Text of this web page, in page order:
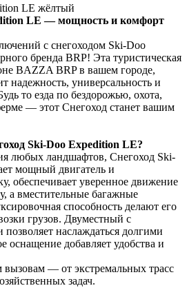
LE жёлтый
LE — мощность и комфорт
с снегоходом Ski-Doo
бренда BRP! Эта туристическая
BAZZA BRP в вашем городе,
надежность, универсальность и
то езда по бездорожью, охота,
— этот Снегоход станет вашим
Ski-Doo Expedition LE?
любых ландшафтов, Снегоход Ski-
мощный двигатель и
обеспечивает уверенное движение
а вместительные багажные
способность делают его
грузов. Двуместный с
наслаждаться долгими
оснащение добавляет удобства и
— от экстремальных трасс
задач.